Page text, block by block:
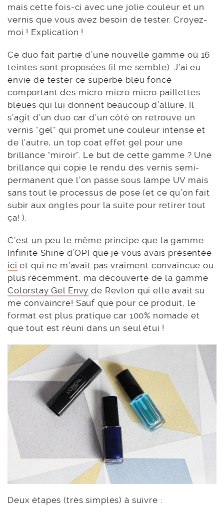
mais cette fois-ci avec une jolie couleur et un
vernis que vous avez besoin de tester. Croyez-
moi ! Explication !
Ce duo fait partie d’une nouvelle gamme où 16
teintes sont proposées (il me semble). J’ai eu
envie de tester ce superbe bleu foncé
comportant des micro micro micro paillettes
bleues qui lui donnent beaucoup d’allure. Il
s’agit d’un duo car d’un côté on retrouve un
vernis “gel” qui promet une couleur intense et
de l’autre, un top coat effet gel pour une
brillance “miroir”. Le but de cette gamme ? Une
brillance qui copie le rendu des vernis semi-
permanent que l’on passe sous lampe UV mais
sans tout le processus de pose (et ce qu’on fait
subir aux ongles pour la suite pour retirer tout
ça! ).
C’est un peu le même principe que la gamme
Infinite Shine d’OPI que je vous avais présentée
ici et qui ne m’avait pas vraiment convaincue ou
plus récemment, ma découverte de la gamme
Colorstay Gel Envy de Revlon qui elle avait su
me convaincre! Sauf que pour ce produit, le
format est plus pratique car 100% nomade et
que tout est réuni dans un seul étui !
Deux étapes (très simples) à suivre :